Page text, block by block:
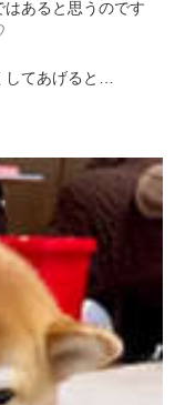
あると思うのです
てあげると…